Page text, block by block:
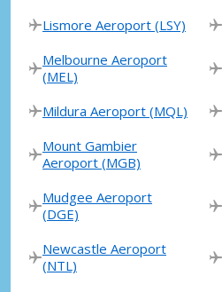
Lismore Aeroport (LSY)
Melbourne Aeroport
(MEL)
Mildura Aeroport (MQL)
Mount Gambier
Aeroport (MGB)
Mudgee Aeroport
(DGE)
Newcastle Aeroport
(NTL)